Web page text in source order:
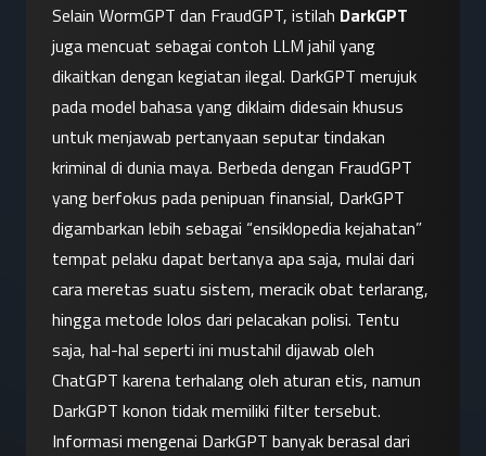
Selain WormGPT dan FraudGPT, istilah DarkGPT
juga mencuat sebagai contoh LLM jahil yang
dikaitkan dengan kegiatan ilegal. DarkGPT merujuk
pada model bahasa yang diklaim didesain khusus
untuk menjawab pertanyaan seputar tindakan
kriminal di dunia maya. Berbeda dengan FraudGPT
yang berfokus pada penipuan finansial, DarkGPT
digambarkan lebih sebagai “ensiklopedia kejahatan”
tempat pelaku dapat bertanya apa saja, mulai dari
cara meretas suatu sistem, meracik obat terlarang,
hingga metode lolos dari pelacakan polisi. Tentu
saja, hal-hal seperti ini mustahil dijawab oleh
ChatGPT karena terhalang oleh aturan etis, namun
DarkGPT konon tidak memiliki filter tersebut.
Informasi mengenai DarkGPT banyak berasal dari